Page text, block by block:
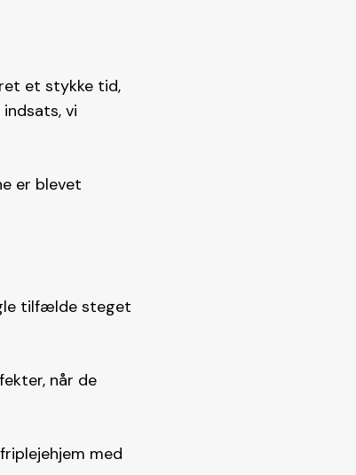
et stykke tid,
vi
er blevet
tilfælde steget
når de
med